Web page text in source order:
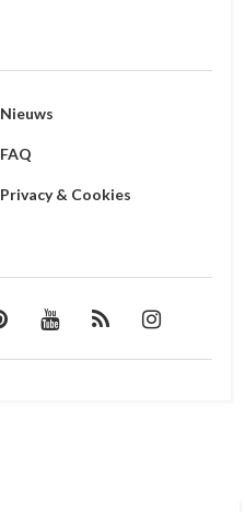
Nieuws
FAQ
Privacy & Cookies